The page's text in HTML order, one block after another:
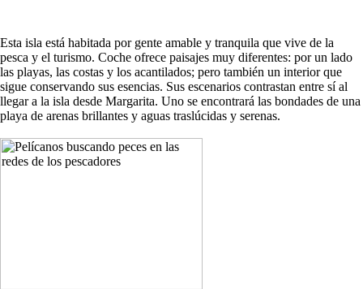
Esta isla está habitada por gente amable y tranquila que vive de la
pesca y el turismo. Coche ofrece paisajes muy diferentes: por un lado
las playas, las costas y los acantilados; pero también un interior que
sigue conservando sus esencias. Sus escenarios contrastan entre sí al
llegar a la isla desde Margarita. Uno se encontrará las bondades de una
playa de arenas brillantes y aguas traslúcidas y serenas.